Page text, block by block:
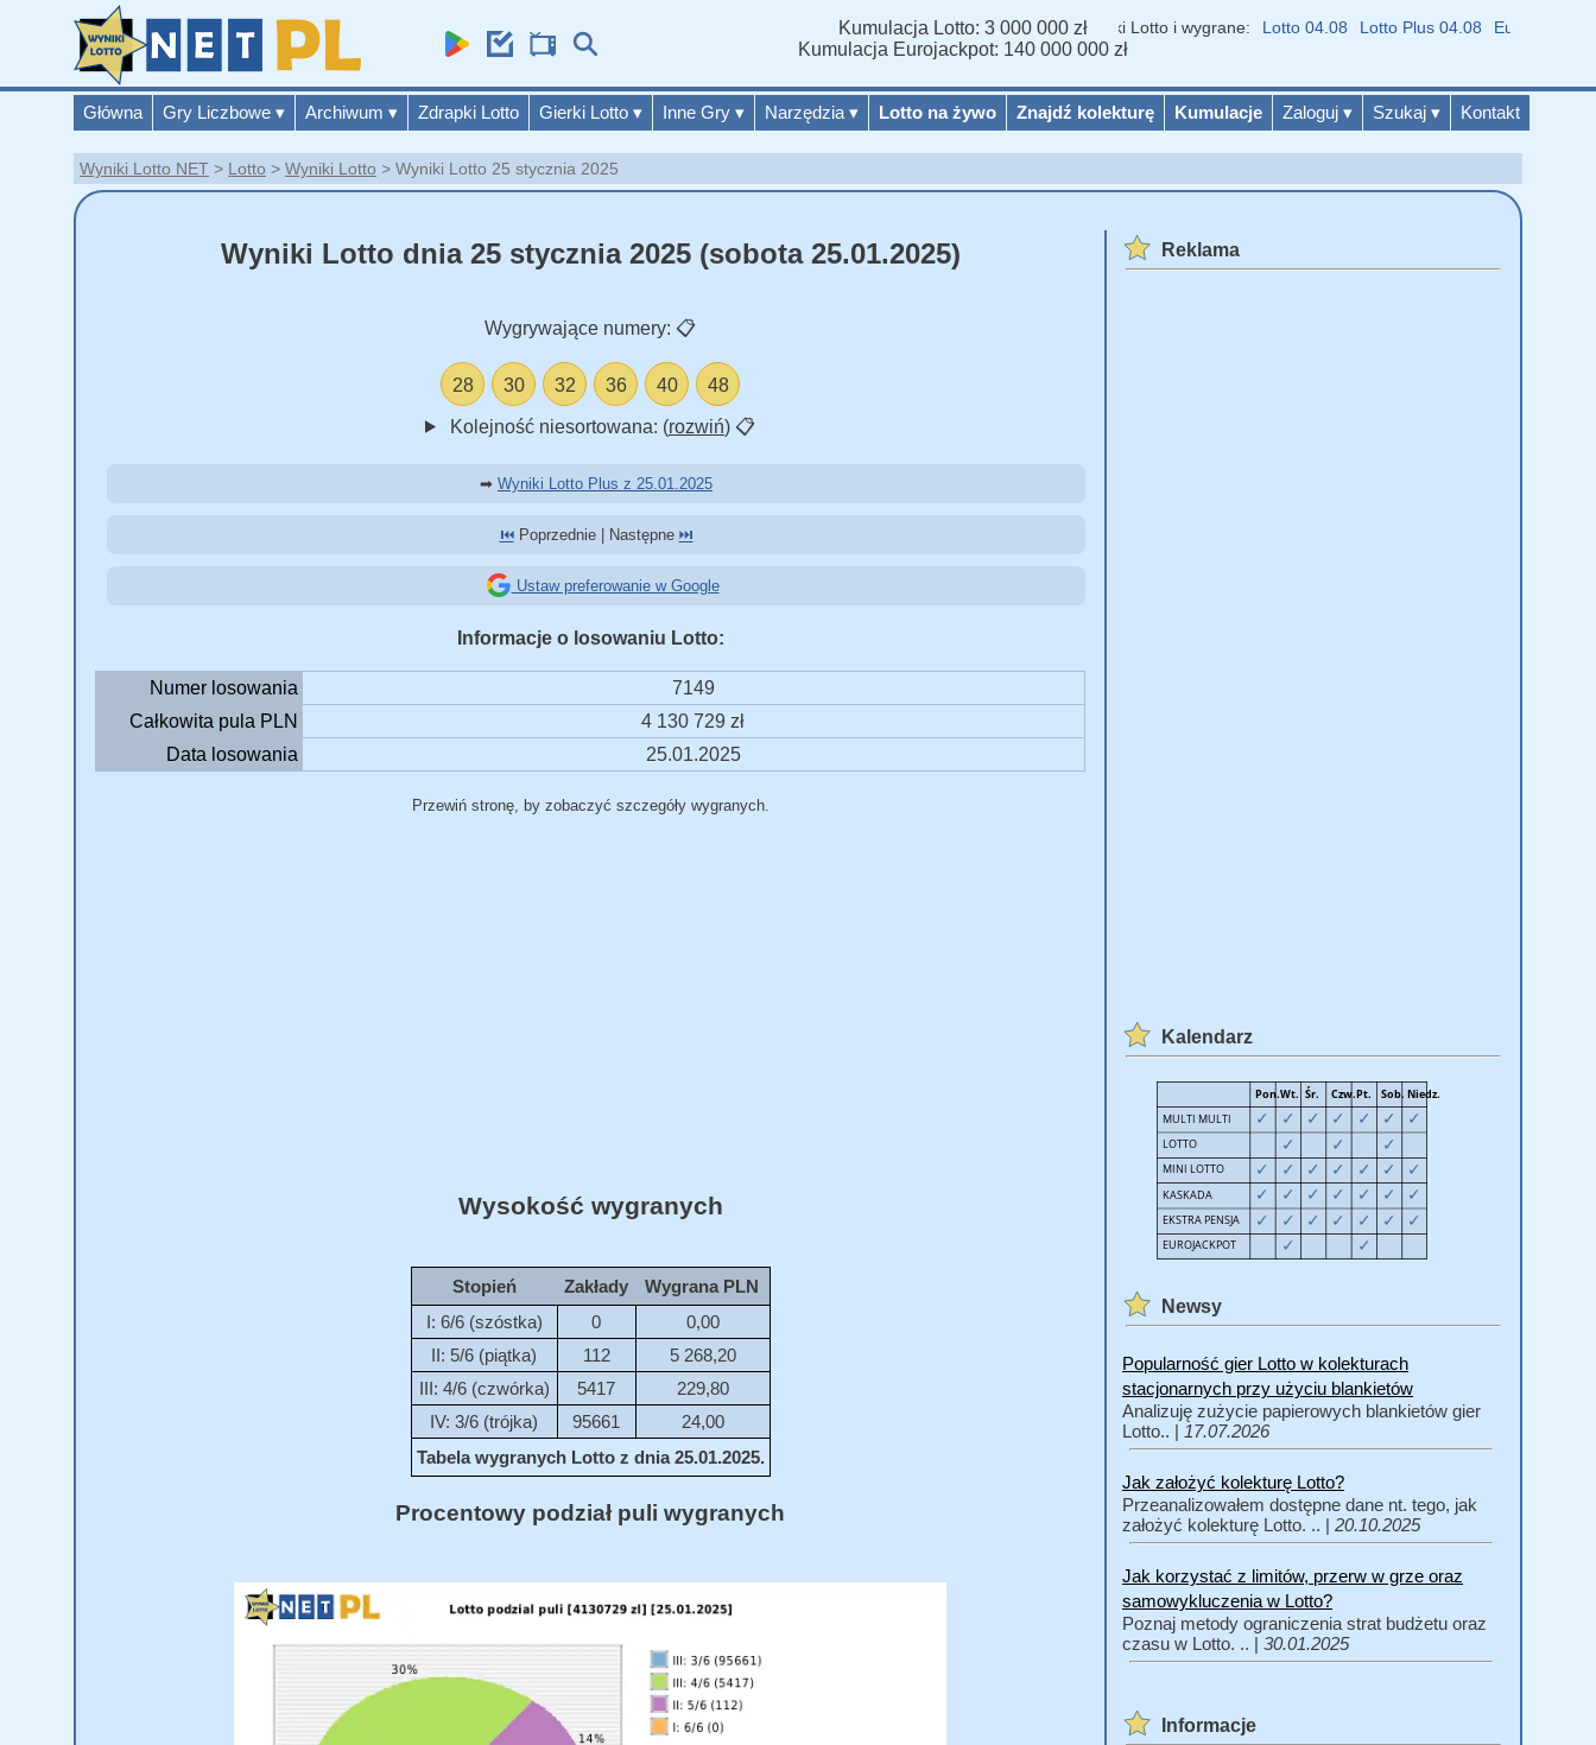
Główna Gry Liczbowe ▾ Archiwum ▾ Zdrapki Lotto Gierki Lotto ▾ Inne Gry ▾ Narzędzia ▾ Lotto na żywo Znajdź kolekturę Kumulacje Zaloguj ▾ Szukaj ▾ Kontakt
Kumulacja Lotto: 3 000 000 zł
Kumulacja Eurojackpot: 140 000 000 zł
Wyniki Lotto i wygrane: Lotto 04.08 Lotto Plus 04.08 Eurojackpot
Wyniki Lotto NET Lotto Wyniki Lotto Wyniki Lotto 25 stycznia 2025
Wyniki Lotto dnia 25 stycznia 2025 (sobota 25.01.2025)
Wygrywające numery: 📋
28 30 32 36 40 48
Kolejność niesortowana: (rozwiń) 📋
➡ Wyniki Lotto Plus z 25.01.2025
⏮️Poprzednie | Następne ⏭️
Ustaw preferowanie w Google
Informacje o losowaniu Lotto:
Numer losowania
7149
Całkowita pula PLN
4 130 729 zł
Data losowania
25.01.2025
Przewiń stronę, by zobaczyć szczegóły wygranych.
Wysokość wygranych
Stopień Zakłady
Wygrana PLN
I: 6/6 (szóstka)
0
0,00
II: 5/6 (piątka)
112
5 268,20
III: 4/6 (czwórka)
5417
229,80
IV: 3/6 (trójka)
95661
24,00
Tabela wygranych Lotto z dnia 25.01.2025.
Procentowy podział puli wygranych
Reklama
Kalendarz
Newsy
Popularność gier Lotto w kolekturach
stacjonarnych przy użyciu blankietów
Analizuję zużycie papierowych blankietów gier
Lotto.. | 17.07.2026
Jak założyć kolekturę Lotto?
Przeanalizowałem dostępne dane nt. tego, jak
założyć kolekturę Lotto. .. | 20.10.2025
Jak korzystać z limitów, przerw w grze oraz
samowykluczenia w Lotto?
Poznaj metody ograniczenia strat budżetu oraz
czasu w Lotto. .. | 30.01.2025
Informacje